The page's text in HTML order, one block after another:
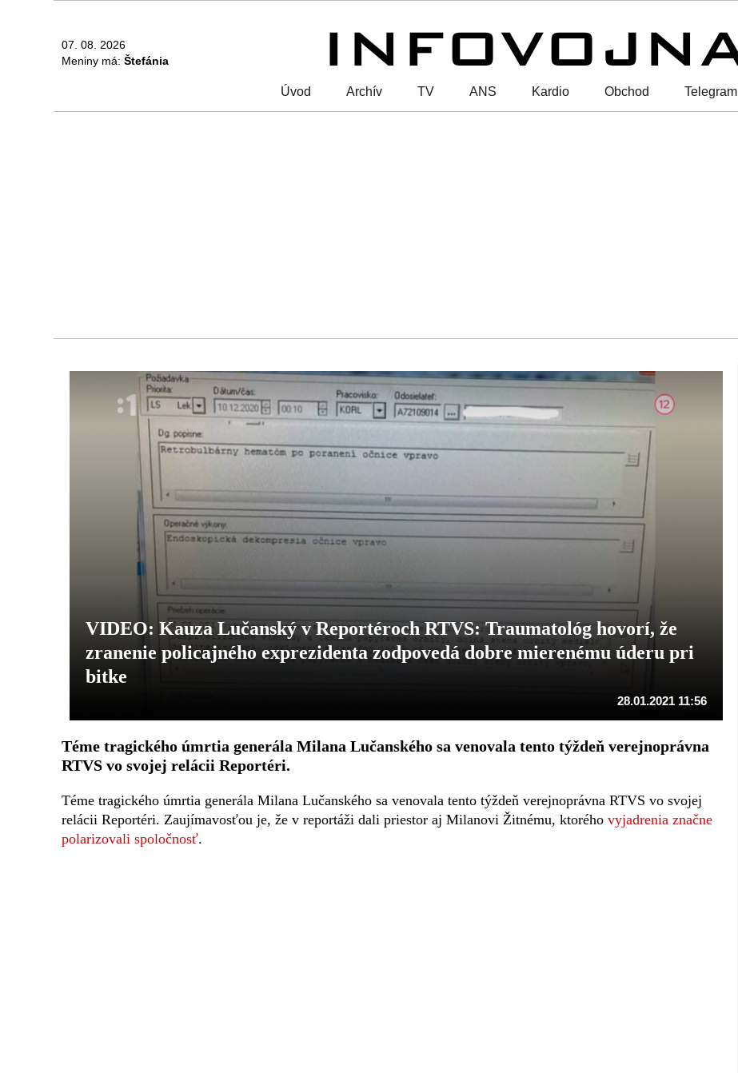
07. 08. 2026
Meniny má: Štefánia
Úvod Archív TV ANS Kardio Obchod Telegram
VIDEO: Kauza Lučanský v Reportéroch RTVS: Traumatológ hovorí, že
zranenie policajného exprezidenta zodpovedá dobre mierenému úderu pri
bitke
28.01.2021 11:56
Téme tragického úmrtia generála Milana Lučanského sa venovala tento týždeň verejnoprávna
RTVS vo svojej relácii Reportéri.
Téme tragického úmrtia generála Milana Lučanského sa venovala tento týždeň verejnoprávna RTVS vo svojej
relácii Reportéri. Zaujímavosťou je, že v reportáži dali priestor aj Milanovi Žitnému, ktorého vyjadrenia značne
polarizovali spoločnosť.